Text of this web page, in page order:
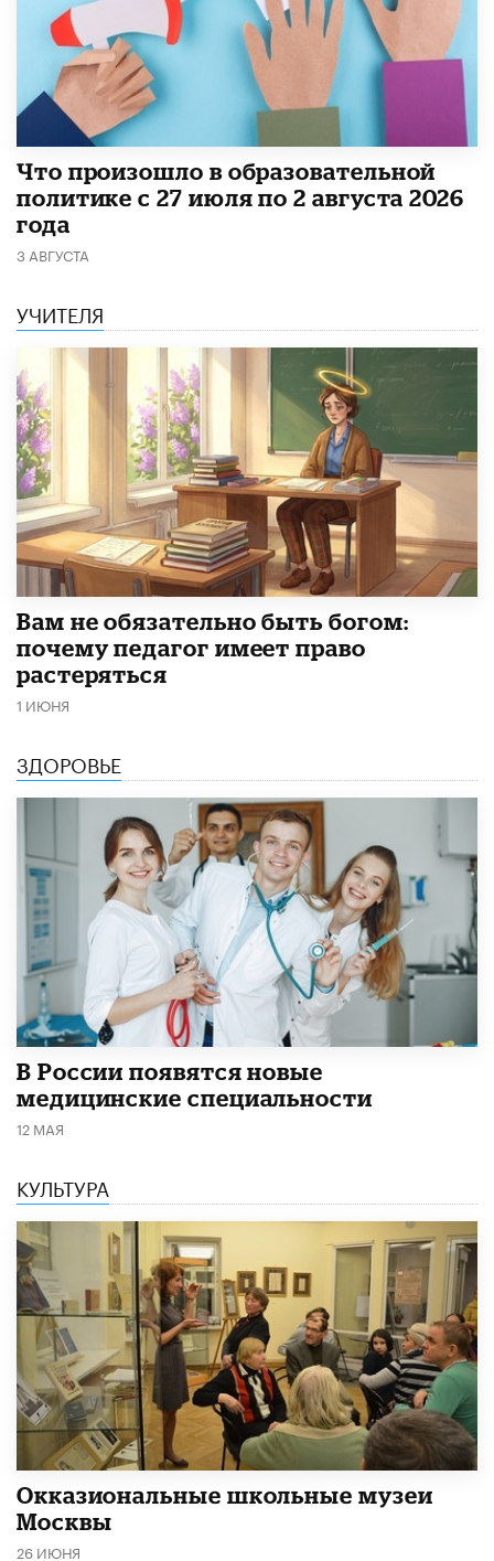
​Что произошло в образовательной
политике с 27 июля по 2 августа 2026
года
3 АВГУСТА
УЧИТЕЛЯ
​Вам не обязательно быть богом:
почему педагог имеет право
растеряться
1 ИЮНЯ
ЗДОРОВЬЕ
В России появятся новые
медицинские специальности
12 МАЯ
КУЛЬТУРА
​Окказиональные школьные музеи
Москвы
26 ИЮНЯ